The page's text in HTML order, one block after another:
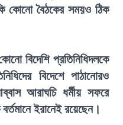
কোনো বৈঠকের সময়ও ঠিক
বিদেশি প্রতিনিধিদলকে
বিদেশে পাঠানোরও
আরাঘচি ধর্মীয় সফরে
ইরানেই রয়েছেন।